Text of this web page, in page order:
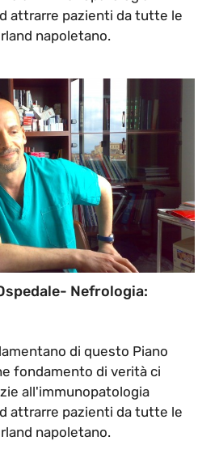
attrarre pazienti da tutte le
napoletano.
Nefrologia:
di questo Piano
fondamento di verità ci
all'immunopatologia
attrarre pazienti da tutte le
napoletano.